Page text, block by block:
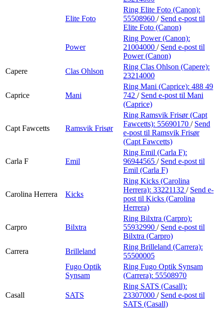
Elite Foto
Ring Elite Foto (Canon):
55508960 / Send e-post til
Elite Foto (Canon)
Power
Ring Power (Canon):
21004000 / Send e-post til
Power (Canon)
Capere
Clas Ohlson
Ring Clas Ohlson (Capere):
23214000
Caprice Mani
Ring Mani (Caprice): 488 49
742 / Send e-post til Mani
(Caprice)
Capt Fawcetts Ramsvik Frisør
Ring Ramsvik Frisør (Capt
Fawcetts): 55690170 / Send
e-post til Ramsvik Frisør
(Capt Fawcetts)
Carla F Emil
Ring Emil (Carla F):
96944565 / Send e-post til
Emil (Carla F)
Carolina Herrera Kicks
Ring Kicks (Carolina
Herrera): 33221132 / Send e-
post til Kicks (Carolina
Herrera)
Carpro Bilxtra
Ring Bilxtra (Carpro):
55932990 / Send e-post til
Bilxtra (Carpro)
Carrera
Brilleland
Ring Brilleland (Carrera):
55500005
Fugo Optik
Synsam
Ring Fugo Optik Synsam
(Carrera): 55508970
Casall SATS
Ring SATS (Casall):
23307000 / Send e-post til
SATS (Casall)